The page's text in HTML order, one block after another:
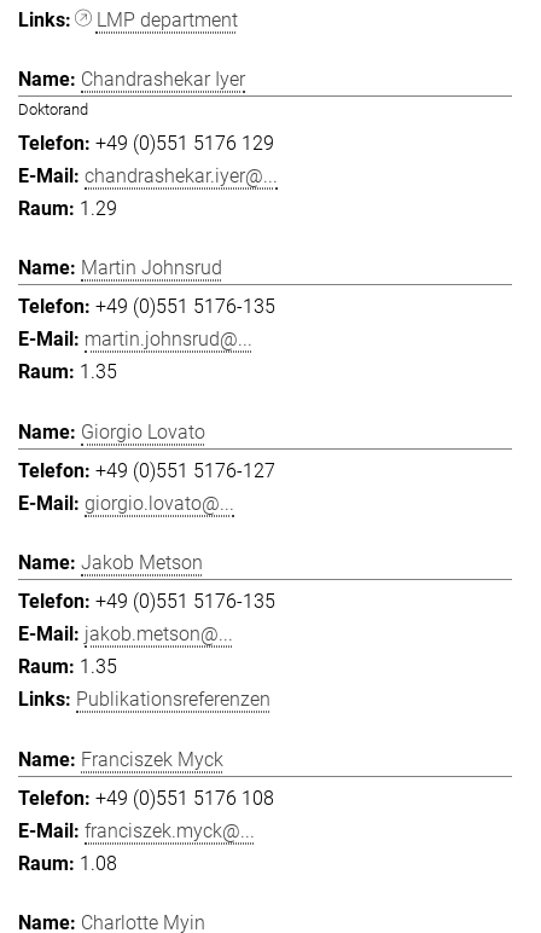
LMP department
Chandrashekar Iyer
Doktorand
+49 (0)551 5176 129
chandrashekar.iyer@...
1.29
Martin Johnsrud
+49 (0)551 5176-135
martin.johnsrud@...
1.35
Giorgio Lovato
+49 (0)551 5176-127
giorgio.lovato@...
Jakob Metson
+49 (0)551 5176-135
jakob.metson@...
1.35
Publikationsreferenzen
Franciszek Myck
+49 (0)551 5176 108
franciszek.myck@...
1.08
Charlotte Myin